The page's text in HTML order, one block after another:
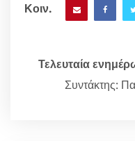
Κοιν.
Τελευταία
Συντάκτης: